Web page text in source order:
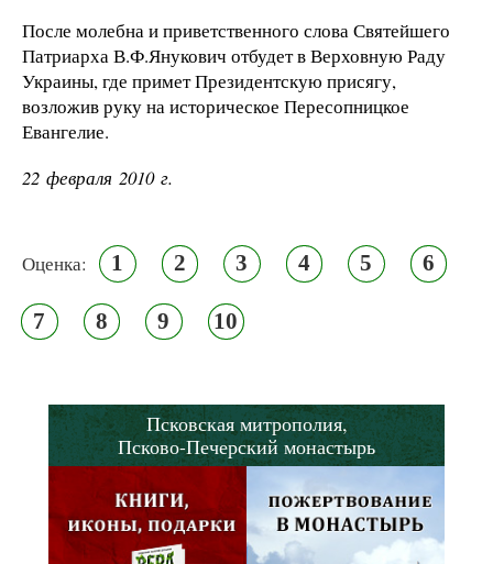
После молебна и приветственного слова Святейшего
Патриарха В.Ф.Янукович отбудет в Верховную Раду
Украины, где примет Президентскую присягу,
возложив руку на историческое Пересопницкое
Евангелие.
22 февраля 2010 г.
Оценка: 1 2 3 4 5 6
7 8 9 10
Псковская митрополия,
Псково-Печерский монастырь